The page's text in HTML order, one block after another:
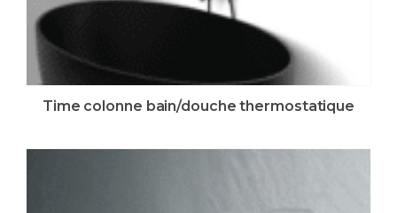
Time colonne bain/douche thermostatique